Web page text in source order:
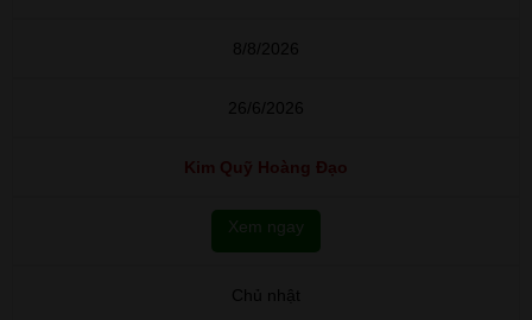
8/8/2026
26/6/2026
Kim Quỹ Hoàng Đạo
Xem ngay
Chủ nhật